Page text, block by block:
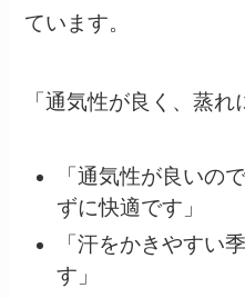
ています。
「通気性が良く、蒸れ
「通気性が良いの
ずに快適です」
「汗をかきやすい
す」